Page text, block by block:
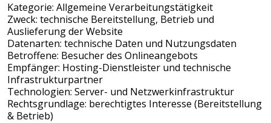
Kategorie: Allgemeine Verarbeitungstätigkeit
Zweck: technische Bereitstellung, Betrieb und
Auslieferung der Website
Datenarten: technische Daten und Nutzungsdaten
Betroffene: Besucher des Onlineangebots
Empfänger: Hosting-Dienstleister und technische
Infrastrukturpartner
Technologien: Server- und Netzwerkinfrastruktur
Rechtsgrundlage: berechtigtes Interesse (Bereitstellung
& Betrieb)